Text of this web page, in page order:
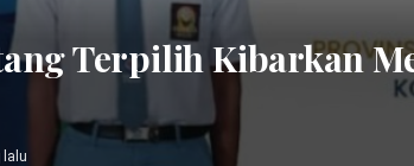
Terpilih Kibarkan
lalu